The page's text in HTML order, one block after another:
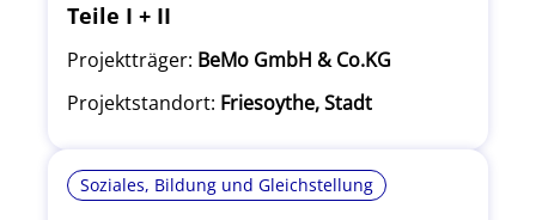
Teile I + II
Projektträger: BeMo GmbH & Co.KG
Projektstandort: Friesoythe, Stadt
Soziales, Bildung und Gleichstellung